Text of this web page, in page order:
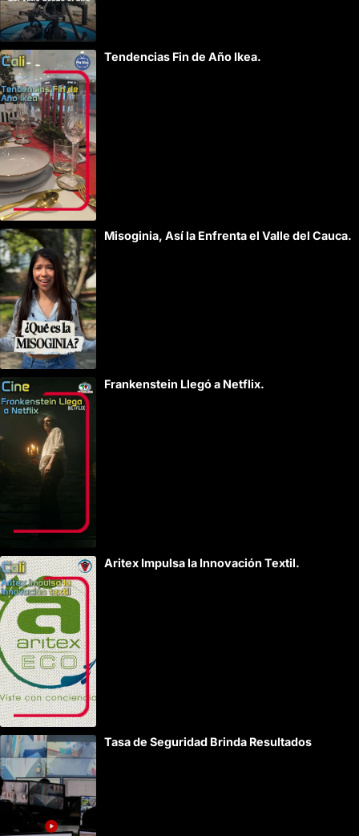
Tendencias Fin de Año Ikea.
Misoginia, Así la Enfrenta el Valle del Cauca.
Frankenstein Llegó a Netflix.
Aritex Impulsa la Innovación Textil.
Tasa de Seguridad Brinda Resultados